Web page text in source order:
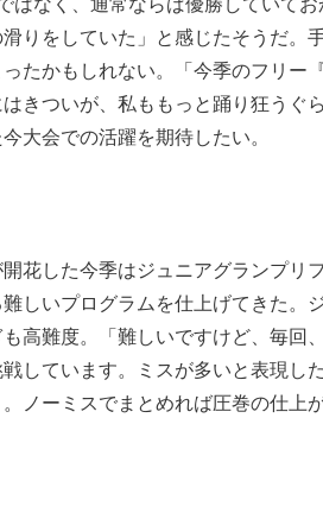
りをしていた」と感じたそうだ。
たかもしれない。「今季のフリー
きついが、私ももっと踊り狂うぐ
大会での活躍を期待したい。
花した今季はジュニアグランプリ
しいプログラムを仕上げてきた。
高難度。「難しいですけど、毎回
しています。ミスが多いと表現し
ノーミスでまとめれば圧巻の仕上